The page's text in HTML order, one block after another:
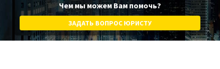
Чем мы можем Вам помочь?
ЗАДАТЬ ВОПРОС ЮРИСТУ